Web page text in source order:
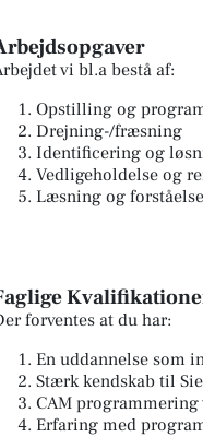
vi bl.a bestå af:
Opstilling og
Drejning-/fræsning
Identificering og
Vedligeholdelse og
Læsning og
forventes at du har:
En uddannelse som
Stærk kendskab til
CAM
Erfaring med